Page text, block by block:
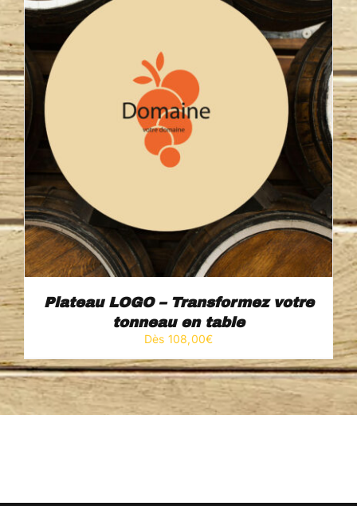
Plateau LOGO – Transformez votre
tonneau en table
Dès 108,00€